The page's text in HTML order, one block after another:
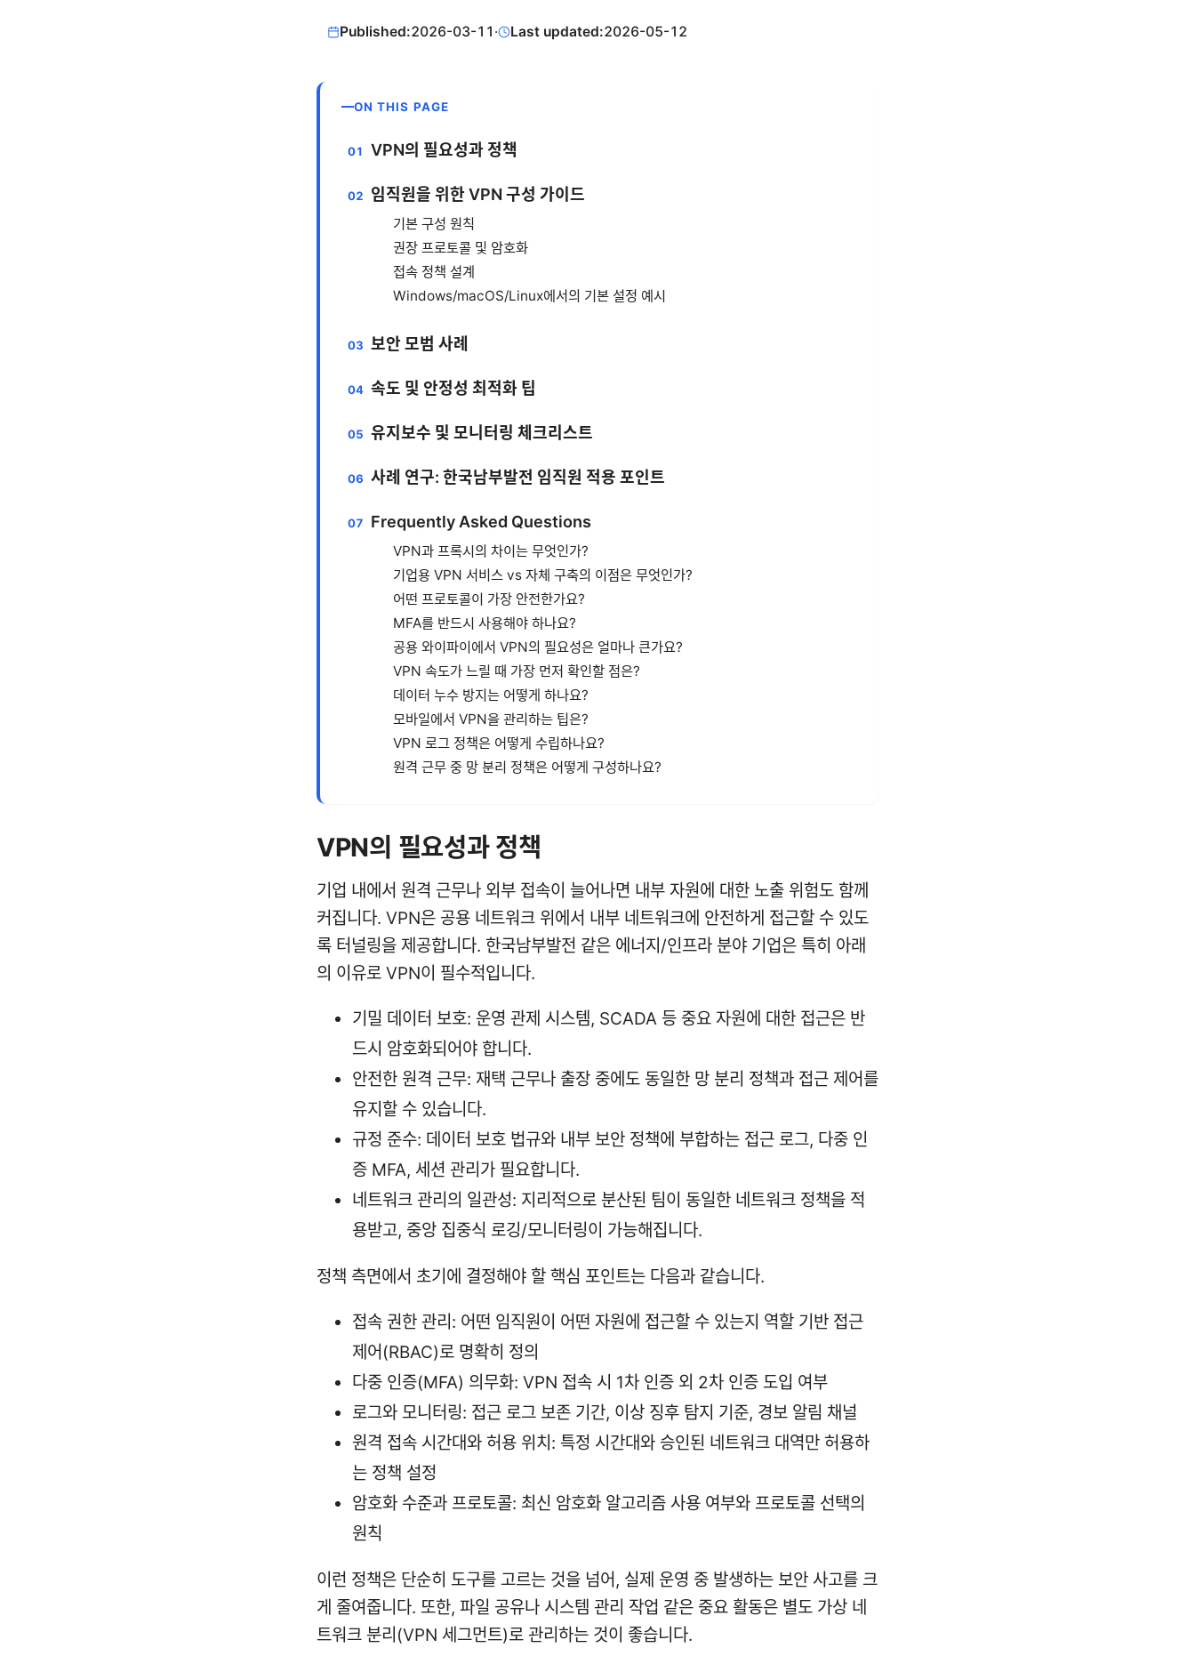
Published:2026-03-11 · Last updated:2026-05-12
ON THIS PAGE
VPN의 필요성과 정책
임직원을 위한 VPN 구성 가이드
기본 구성 원칙
권장 프로토콜 및 암호화
접속 정책 설계
Windows/macOS/Linux에서의 기본 설정 예시
보안 모범 사례
속도 및 안정성 최적화 팁
유지보수 및 모니터링 체크리스트
사례 연구: 한국남부발전 임직원 적용 포인트
Frequently Asked Questions
VPN과 프록시의 차이는 무엇인가?
기업용 VPN 서비스 vs 자체 구축의 이점은 무엇인가?
어떤 프로토콜이 가장 안전한가요?
MFA를 반드시 사용해야 하나요?
공용 와이파이에서 VPN의 필요성은 얼마나 큰가요?
VPN 속도가 느릴 때 가장 먼저 확인할 점은?
데이터 누수 방지는 어떻게 하나요?
모바일에서 VPN을 관리하는 팁은?
VPN 로그 정책은 어떻게 수립하나요?
원격 근무 중 망 분리 정책은 어떻게 구성하나요?
VPN의 필요성과 정책
기업 내에서 원격 근무나 외부 접속이 늘어나면 내부 자원에 대한 노출 위험도 함께
커집니다. VPN은 공용 네트워크 위에서 내부 네트워크에 안전하게 접근할 수 있도
록 터널링을 제공합니다. 한국남부발전 같은 에너지/인프라 분야 기업은 특히 아래
의 이유로 VPN이 필수적입니다.
기밀 데이터 보호: 운영 관제 시스템, SCADA 등 중요 자원에 대한 접근은 반
드시 암호화되어야 합니다.
안전한 원격 근무: 재택 근무나 출장 중에도 동일한 망 분리 정책과 접근 제어를
유지할 수 있습니다.
규정 준수: 데이터 보호 법규와 내부 보안 정책에 부합하는 접근 로그, 다중 인
증 MFA, 세션 관리가 필요합니다.
네트워크 관리의 일관성: 지리적으로 분산된 팀이 동일한 네트워크 정책을 적
용받고, 중앙 집중식 로깅/모니터링이 가능해집니다.
정책 측면에서 초기에 결정해야 할 핵심 포인트는 다음과 같습니다.
접속 권한 관리: 어떤 임직원이 어떤 자원에 접근할 수 있는지 역할 기반 접근
제어(RBAC)로 명확히 정의
다중 인증(MFA) 의무화: VPN 접속 시 1차 인증 외 2차 인증 도입 여부
로그와 모니터링: 접근 로그 보존 기간, 이상 징후 탐지 기준, 경보 알림 채널
원격 접속 시간대와 허용 위치: 특정 시간대와 승인된 네트워크 대역만 허용하
는 정책 설정
암호화 수준과 프로토콜: 최신 암호화 알고리즘 사용 여부와 프로토콜 선택의
원칙
이런 정책은 단순히 도구를 고르는 것을 넘어, 실제 운영 중 발생하는 보안 사고를 크
게 줄여줍니다. 또한, 파일 공유나 시스템 관리 작업 같은 중요 활동은 별도 가상 네
트워크 분리(VPN 세그먼트)로 관리하는 것이 좋습니다.